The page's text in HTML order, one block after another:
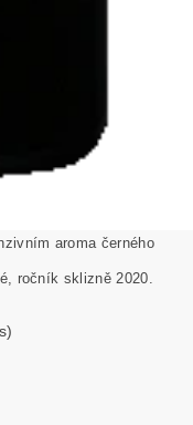
aroma černého
ročník sklizně 2020.